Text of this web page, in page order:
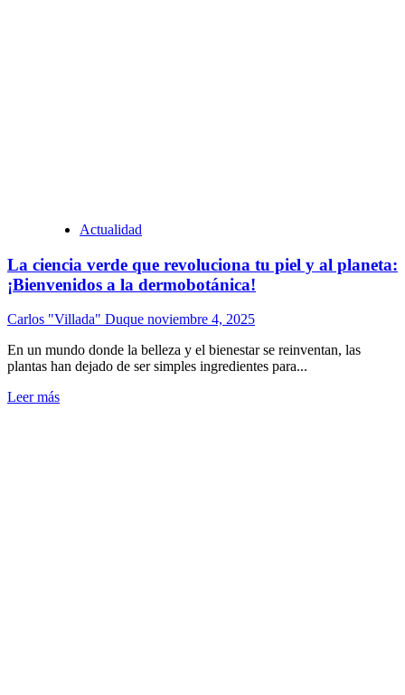
Actualidad
La ciencia verde que revoluciona tu piel y al planeta:
¡Bienvenidos a la dermobotánica!
Carlos "Villada" Duque noviembre 4, 2025
En un mundo donde la belleza y el bienestar se reinventan, las
plantas han dejado de ser simples ingredientes para...
Leer más